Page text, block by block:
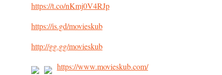
https://t.co/nKmj0V4RJp
https://is.gd/movieskub
http://gg.gg/movieskub
https://www.movieskub.com/